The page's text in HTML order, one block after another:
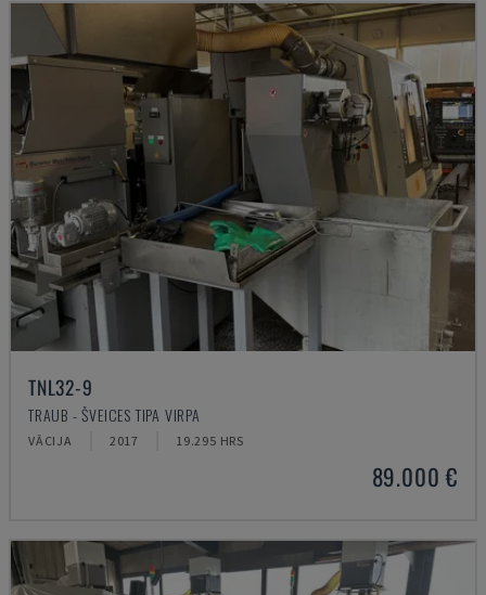
TNL32-9
TRAUB - ŠVEICES TIPA VIRPA
VĀCIJA 2017 19.295 HRS
89.000 €